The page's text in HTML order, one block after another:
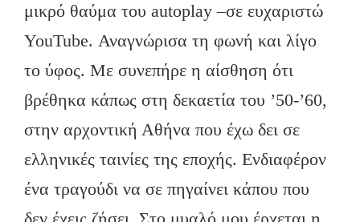
μικρό θαύμα του autoplay –σε ευχαριστώ
YouTube. Αναγνώρισα τη φωνή και λίγο
το ύφος. Με συνεπήρε η αίσθηση ότι
βρέθηκα κάπως στη δεκαετία του ’50-’60,
στην αρχοντική Αθήνα που έχω δει σε
ελληνικές ταινίες της εποχής. Ενδιαφέρον
ένα τραγούδι να σε πηγαίνει κάπου που